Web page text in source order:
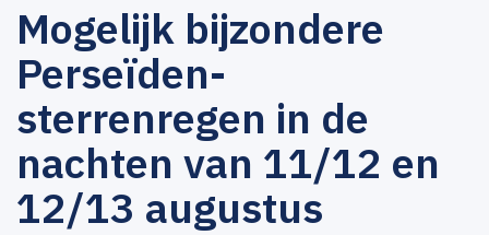
Mogelijk bijzondere
Perseïden-
sterrenregen in de
nachten van 11/12 en
12/13 augustus